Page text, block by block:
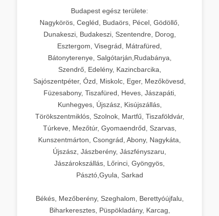
Budapest egész területe:
Nagykörös, Cegléd, Budaörs, Pécel, Gödöllő,
Dunakeszi, Budakeszi, Szentendre, Dorog,
Esztergom, Visegrád, Mátrafüred,
Bátonyterenye, Salgótarján,Rudabánya,
Szendrő, Edelény, Kazincbarcika,
Sajószentpéter, Ózd, Miskolc, Eger, Mezőkövesd,
Füzesabony, Tiszafüred, Heves, Jászapáti,
Kunhegyes, Újszász, Kisújszállás,
Törökszentmiklós, Szolnok, Martfű, Tiszaföldvár,
Túrkeve, Mezőtúr, Gyomaendrőd, Szarvas,
Kunszentmárton, Csongrád, Abony, Nagykáta,
Újszász, Jászberény, Jászfényszaru,
Jászárokszállás, Lőrinci, Gyöngyös,
Pásztó,Gyula, Sarkad
Békés, Mezőberény, Szeghalom, Berettyóújfalu,
Biharkeresztes, Püspökladány, Karcag,